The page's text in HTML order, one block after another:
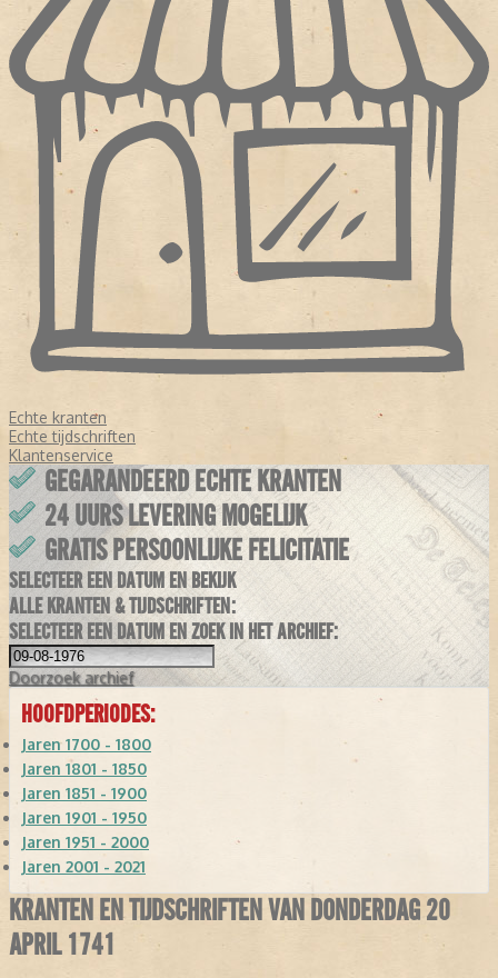
Echte kranten
Echte tijdschriften
Klantenservice
GEGARANDEERD ECHTE KRANTEN
24 UURS LEVERING MOGELIJK
GRATIS PERSOONLIJKE FELICITATIE
SELECTEER EEN DATUM EN BEKIJK
ALLE KRANTEN & TIJDSCHRIFTEN:
SELECTEER EEN DATUM EN ZOEK IN HET ARCHIEF:
Doorzoek archief
HOOFDPERIODES:
Jaren 1700 - 1800
Jaren 1801 - 1850
Jaren 1851 - 1900
Jaren 1901 - 1950
Jaren 1951 - 2000
Jaren 2001 - 2021
KRANTEN EN TIJDSCHRIFTEN VAN DONDERDAG 20
APRIL 1741